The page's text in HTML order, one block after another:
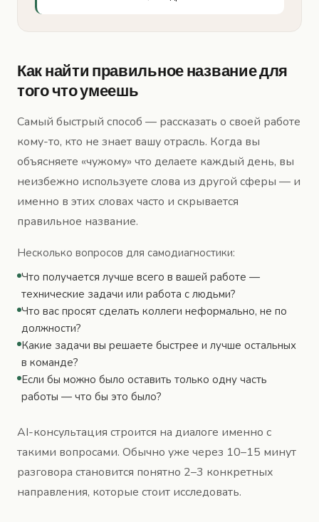
Как найти правильное название для
того что умеешь
Самый быстрый способ — рассказать о своей работе
кому-то, кто не знает вашу отрасль. Когда вы
объясняете «чужому» что делаете каждый день, вы
неизбежно используете слова из другой сферы — и
именно в этих словах часто и скрывается
правильное название.
Несколько вопросов для самодиагностики:
Что получается лучше всего в вашей работе —
технические задачи или работа с людьми?
Что вас просят сделать коллеги неформально, не по
должности?
Какие задачи вы решаете быстрее и лучше остальных
в команде?
Если бы можно было оставить только одну часть
работы — что бы это было?
AI-консультация строится на диалоге именно с
такими вопросами. Обычно уже через 10–15 минут
разговора становится понятно 2–3 конкретных
направления, которые стоит исследовать.